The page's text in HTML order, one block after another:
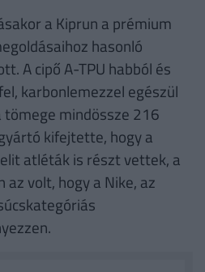
a Kiprun a prémium
hasonló
A cipő A-TPU habból és
karbonlemezzel egészül
tömege mindössze 216
kifejtette, hogy a
atléták is részt vettek, a
volt, hogy a Nike, az